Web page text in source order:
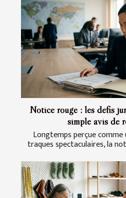
Notice rouge : les défis
simple avis de
Longtemps perçue
traques spectaculaires, la